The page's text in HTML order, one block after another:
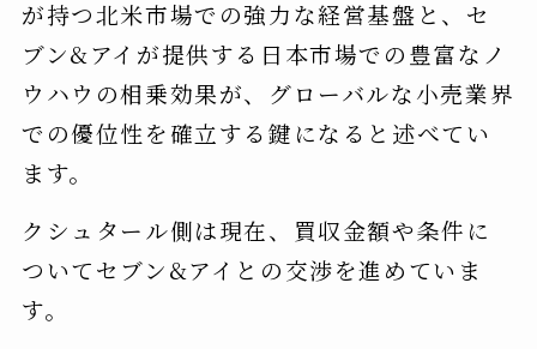
が持つ北米市場での強力な経営基盤と、セ
ブン&アイが提供する日本市場での豊富なノ
ウハウの相乗効果が、グローバルな小売業界
での優位性を確立する鍵になると述べてい
ます。
クシュタール側は現在、買収金額や条件に
ついてセブン&アイとの交渉を進めていま
す。